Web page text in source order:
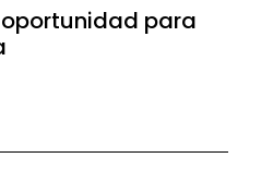
oportunidad para